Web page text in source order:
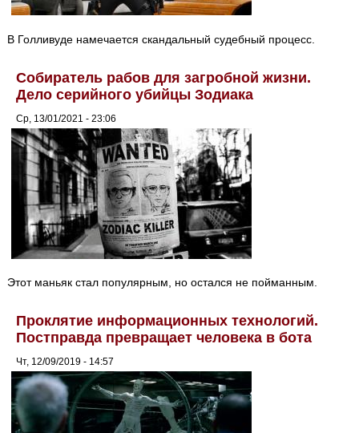
В Голливуде намечается скандальный судебный процесс.
Собиратель рабов для загробной жизни.
Дело серийного убийцы Зодиака
Ср, 13/01/2021 - 23:06
Этот маньяк стал популярным, но остался не пойманным.
Проклятие информационных технологий.
Постправда превращает человека в бота
Чт, 12/09/2019 - 14:57